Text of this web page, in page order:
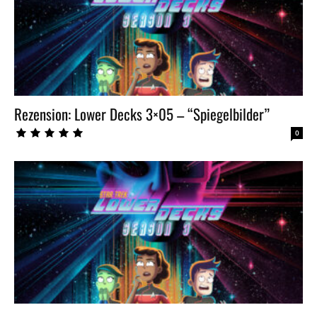
Rezension: Lower Decks 3×05 – “Spiegelbilder”
0